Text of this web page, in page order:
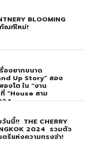
BLOOMING
ณฑ์ใหม่!
รื่องยากขนาด
Up Story” สอง
งโต ใน “งาน
“House สาม
นนี้!! THE CHERRY
2024 รวมตัว
รีแห่งความทรงจำ!